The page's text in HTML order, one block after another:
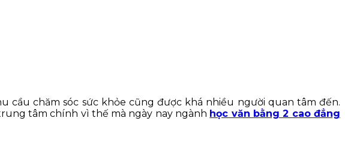
chăm sóc sức khỏe cũng được khá nhiều người quan tâm đến.
tâm chính vì thế mà ngày nay ngành học văn bằng 2 cao đẳng